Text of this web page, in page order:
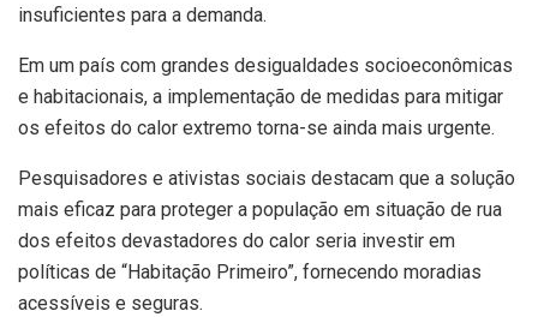
insuficientes para a demanda.
Em um país com grandes desigualdades socioeconômicas
e habitacionais, a implementação de medidas para mitigar
os efeitos do calor extremo torna-se ainda mais urgente.
Pesquisadores e ativistas sociais destacam que a solução
mais eficaz para proteger a população em situação de rua
dos efeitos devastadores do calor seria investir em
políticas de “Habitação Primeiro”, fornecendo moradias
acessíveis e seguras.